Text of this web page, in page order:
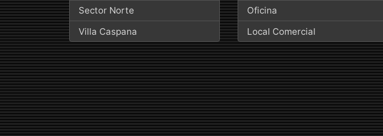
Sector Norte
Villa Caspana
Oficina
Local Comercial